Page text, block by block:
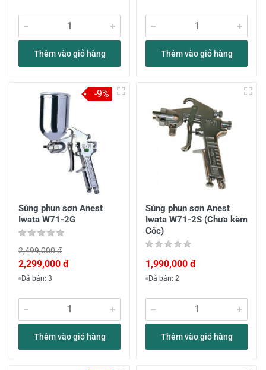
Thêm vào giỏ hàng Thêm vào giỏ hàng
Súng phun sơn Anest
Iwata W71-2G
2,499,000 đ
2,299,000 đ
Đã bán: 3
Thêm vào giỏ hàng
-9%
Súng phun sơn Anest
Iwata W71-2S (Chưa kèm
Cốc)
1,990,000 đ
Đã bán: 2
Thêm vào giỏ hàng